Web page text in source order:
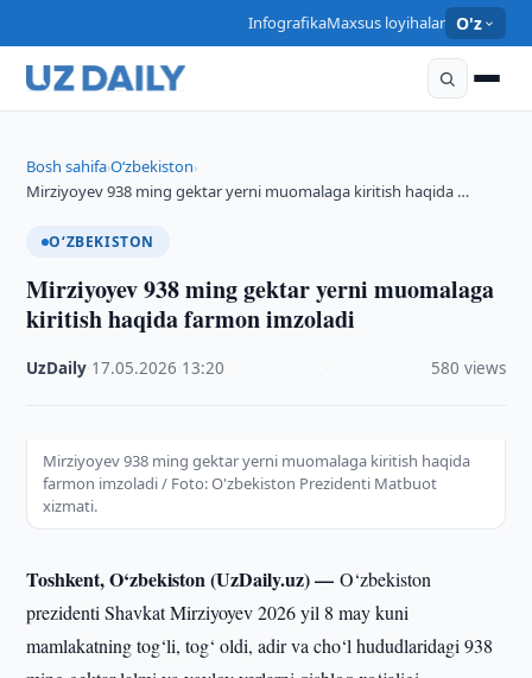
InfografikaMaxsus loyihalar O'z
Bosh sahifa›O‘zbekiston›
Mirziyoyev 938 ming gektar yerni muomalaga kiritish haqida …
O‘ZBEKISTON
Mirziyoyev 938 ming gektar yerni muomalaga
kiritish haqida farmon imzoladi
UzDaily 17.05.2026 13:20 580 views
Mirziyoyev 938 ming gektar yerni muomalaga kiritish haqida
farmon imzoladi / Foto: O'zbekiston Prezidenti Matbuot
xizmati.
Toshkent, O‘zbekiston (UzDaily.uz) —O‘zbekiston
prezidenti Shavkat Mirziyoyev 2026 yil 8 may kuni
mamlakatning tog‘li, tog‘ oldi, adir va cho‘l hududlaridagi 938